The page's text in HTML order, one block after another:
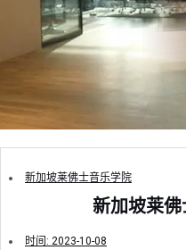
新加坡莱佛士音乐学院
新加坡莱
时间: 2023-10-08